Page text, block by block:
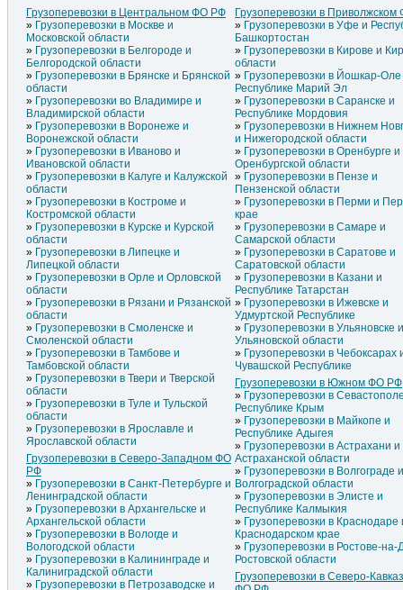
Грузоперевозки в Латвии
Грузоперевозки в Эстонии
Грузоперевозки в
Молдавии
Азербайджане
Грузоперевозки в Армении
Грузоперевозки в Греции
Грузоперевозки в Грузии
Грузоперевозки в Центральном ФО РФ
Грузоперевозки в Москве и
Московской области
Грузоперевозки в Белгороде и
Белгородской области
Грузоперевозки в Брянске и Брянской
области
Грузоперевозки во Владимире и
Владимирской области
Грузоперевозки в Воронеже и
Воронежской области
Грузоперевозки в Иваново и
Ивановской области
Грузоперевозки в Калуге и Калужской
области
Грузоперевозки в Костроме и
Костромской области
Грузоперевозки в Курске и Курской
области
Грузоперевозки в Липецке и
Липецкой области
Грузоперевозки в Орле и Орловской
области
Грузоперевозки в Рязани и Рязанской
области
Грузоперевозки в Смоленске и
Смоленской области
Грузоперевозки в Тамбове и
Тамбовской области
Грузоперевозки в Твери и Тверской
области
Грузоперевозки в Туле и Тульской
области
Грузоперевозки в Ярославле и
Ярославской области
Грузоперевозки в Северо-Западном ФО
РФ
Грузоперевозки в Санкт-Петербурге и
Ленинградской области
Грузоперевозки в Архангельске и
Архангельской области
Грузоперевозки в Вологде и
Вологодской области
Грузоперевозки в Калининграде и
Калиниградской области
Грузоперевозки в Петрозаводске и
Грузоперевозки в
Грузоперевозки в Уфе и
Башкортостан
Грузоперевозки в Кирове и
области
Грузоперевозки в Йошкар-
Республике Марий Эл
Грузоперевозки в Саранске и
Республике Мордовия
Грузоперевозки в Нижнем
и Нижегородской области
Грузоперевозки в Оренбурге и
Оренбургской области
Грузоперевозки в Пензе и
Пензенской области
Грузоперевозки в Перми и
крае
Грузоперевозки в Самаре и
Самарской области
Грузоперевозки в Саратове и
Саратовской области
Грузоперевозки в Казани и
Республике Татарстан
Грузоперевозки в Ижевске и
Удмуртской Республике
Грузоперевозки в Ульяновске
Ульяновской области
Грузоперевозки в Чебоксарах
Чувашской Республике
Грузоперевозки в Южном ФО РФ
Грузоперевозки в
Республике Крым
Грузоперевозки в Майкопе и
Республике Адыгея
Грузоперевозки в Астрахани и
Астраханской области
Грузоперевозки в Волгограде
Волгоградской области
Грузоперевозки в Элисте и
Республике Калмыкия
Грузоперевозки в Краснодаре
Краснодарском крае
Грузоперевозки в Ростове-на-
Ростовской области
Грузоперевозки в Северо-